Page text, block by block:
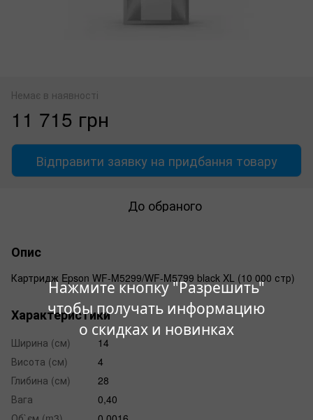
Нажмите кнопку "Разрешить"
чтобы получать информацию
о скидках и новинках
Немає в наявності
11 715 грн
Відправити заявку на придбання товару
До обраного
Опис
Картридж Epson WF-M5299/WF-M5799 black XL (10 000 стр)
Характеристики
Ширина (см)
14
Висота (см)
4
Глибина (см)
28
Вага
0,40